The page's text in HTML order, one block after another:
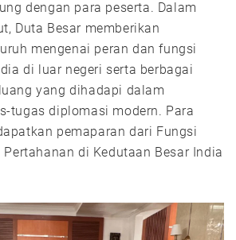
dengan para peserta. Dalam
Duta Besar memberikan
mengenai peran dan fungsi
di luar negeri serta berbagai
yang dihadapi dalam
tugas diplomasi modern. Para
pemaparan dari Fungsi
di Kedutaan Besar India